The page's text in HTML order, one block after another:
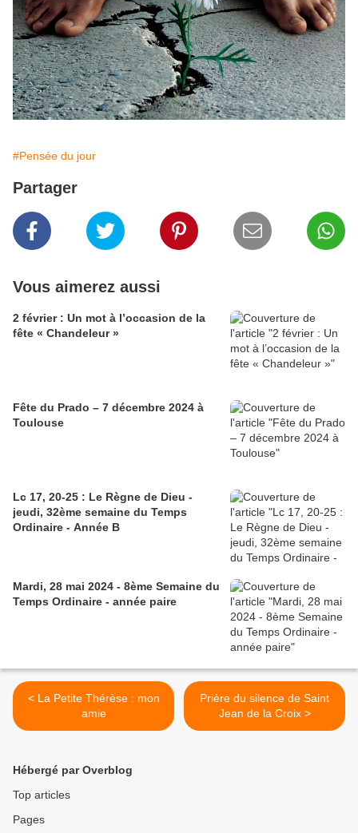
#Pensée du jour
Partager
Vous aimerez aussi
2 février : Un mot à l’occasion de la
fête « Chandeleur »
Fête du Prado – 7 décembre 2024 à
Toulouse
Lc 17, 20-25 : Le Règne de Dieu -
jeudi, 32ème semaine du Temps
Ordinaire - Année B
Mardi, 28 mai 2024 - 8ème Semaine du
Temps Ordinaire - année paire
< La Petite Thérèse : mon
amie
Prière du silence de Saint
Jean de la Croix >
Hébergé par Overblog
Top articles
Pages